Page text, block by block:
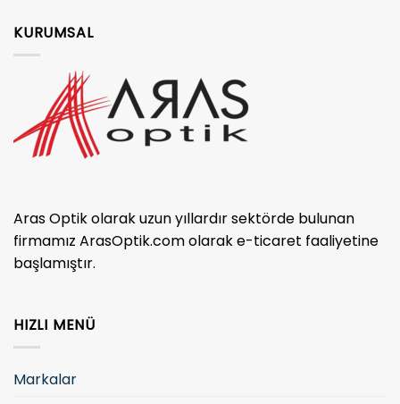
KURUMSAL
Aras Optik olarak uzun yıllardır sektörde bulunan
firmamız ArasOptik.com olarak e-ticaret faaliyetine
başlamıştır.
HIZLI MENÜ
Markalar